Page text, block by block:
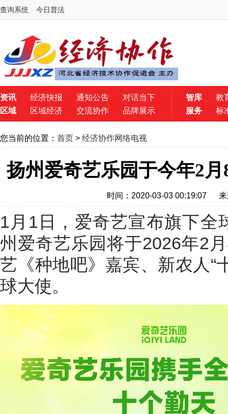
查询系统 今日普法
资讯 经济快报 通知公告
对话当下
区域
区域经济 交流协作 品牌展示
智库
教
服务
标
您当前的位置： 首页 > 经济协作网络电视
扬州爱奇艺乐园于今年2
时间：2020-03-03 00:19:07
1月1日，爱奇艺宣布旗下
州爱奇艺乐园将于2026年2
艺《种地吧》嘉宾、新农人“
球大使。